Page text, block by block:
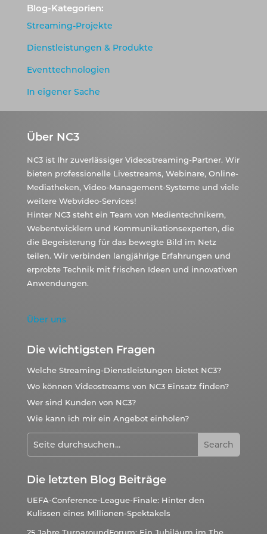
Blog-Kategorien:
Streaming-Projekte
Dienstleistungen & Produkte
Eventtechnologien
In eigener Sache
Über NC3
NC3 ist Ihr zuverlässiger Videostreaming-Partner. Wir
bieten professionelle Livestreams, Webinare, Online-
Mediatheken, Video-Management-Systeme und viele
weitere Webvideo-Services!
Hinter NC3 steht ein Team von Medientechnikern,
Webentwicklern und Kommunikationsexperten, die
die Begeisterung für das bewegte Bild im Netz
teilen. Wir verbinden langjährige Erfahrungen und
erprobte Technik mit frischen Ideen und innovativen
Anwendungen.
Über uns
Die wichtigsten Fragen
Welche Streaming-Dienstleistungen bietet NC3?
Wo können Videostreams von NC3 Einsatz finden?
Wer sind Kunden von NC3?
Wie kann ich mir ein Angebot einholen?
Die letzten Blog Beiträge
UEFA-Conference-League-Finale: Hinter den
Kulissen eines Millionen-Spektakels